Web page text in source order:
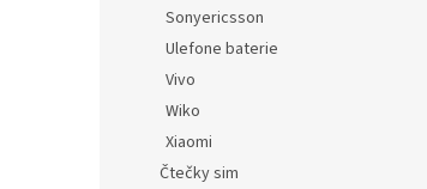
Sonyericsson
Ulefone baterie
Vivo
Wiko
Xiaomi
Čtečky sim